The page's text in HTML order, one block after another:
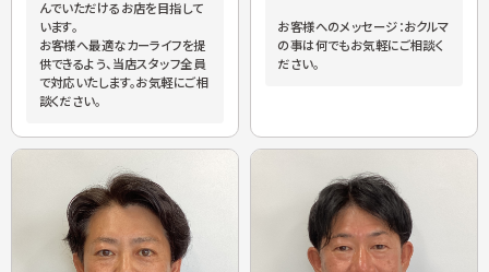
んでいただけるお店を目指して
います。
お客様へ最適なカーライフを提
供できるよう、当店スタッフ全員
で対応いたします。お気軽にご相
談ください。
お客様へのメッセージ：おクルマ
の事は何でもお気軽にご相談く
ださい。